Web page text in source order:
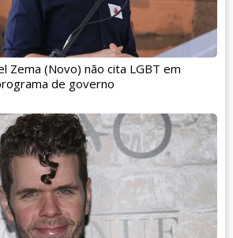
Zema (Novo) não cita LGBT em
de governo